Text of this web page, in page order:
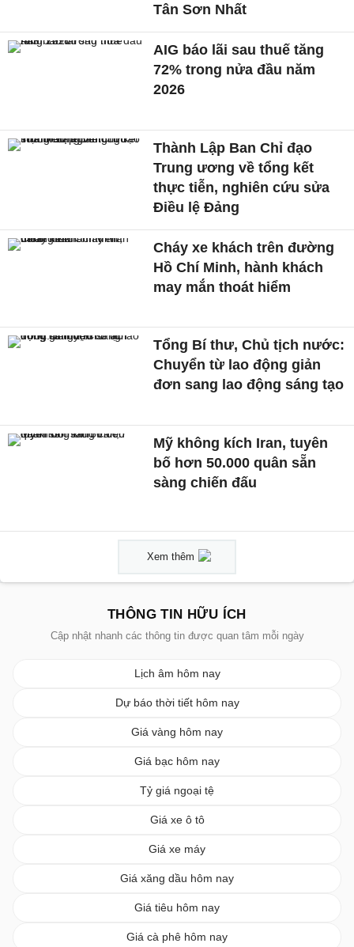
Tân Sơn Nhất
AIG báo lãi sau thuế tăng
72% trong nửa đầu năm
2026
Thành Lập Ban Chỉ đạo
Trung ương về tổng kết
thực tiễn, nghiên cứu sửa
Điều lệ Đảng
Cháy xe khách trên đường
Hồ Chí Minh, hành khách
may mắn thoát hiểm
Tổng Bí thư, Chủ tịch nước:
Chuyển từ lao động giản
đơn sang lao động sáng tạo
Mỹ không kích Iran, tuyên
bố hơn 50.000 quân sẵn
sàng chiến đấu
Xem thêm
THÔNG TIN HỮU ÍCH
Cập nhật nhanh các thông tin được quan tâm mỗi ngày
Lịch âm hôm nay
Dự báo thời tiết hôm nay
Giá vàng hôm nay
Giá bạc hôm nay
Tỷ giá ngoại tệ
Giá xe ô tô
Giá xe máy
Giá xăng dầu hôm nay
Giá tiêu hôm nay
Giá cà phê hôm nay